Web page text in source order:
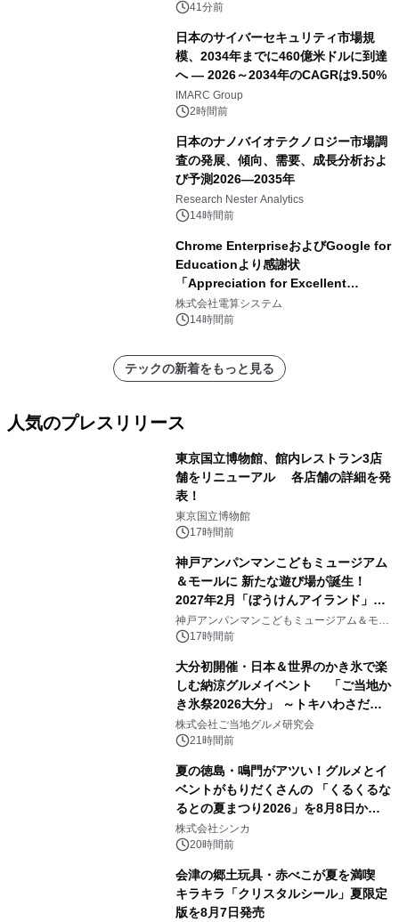
41分前
日本のサイバーセキュリティ市場規
模、2034年までに460億米ドルに到達
へ ― 2026～2034年のCAGRは9.50%
IMARC Group
2時間前
日本のナノバイオテクノロジー市場調
査の発展、傾向、需要、成長分析およ
び予測2026―2035年
Research Nester Analytics
14時間前
Chrome EnterpriseおよびGoogle for
Educationより感謝状
「Appreciation for Excellent
Partnership 2026」を 「Chrome
Enterprise Reseller パートナー
Enterprise Reseller パートナー
Chrome Enterprise Premium部門」
ートナー部門」 「Google for
Education PD パートナー部門」の分
野で 受贈いたしました
株式会社電算システム
14時間前
テックの新着をもっと見る
人気のプレスリリース
東京国立博物館、館内レストラン3店
舗をリニューアル 各店舗の詳細を発
表！
東京国立博物館
17時間前
神戸アンパンマンこどもミュージアム
＆モールに 新たな遊び場が誕生！
2027年2月「ぼうけんアイランド」が
オープン
神戸アンパンマンこどもミュージアム＆モー
ル 17時間前
大分初開催・日本＆世界のかき氷で楽
しむ納涼グルメイベント 「ご当地か
き氷祭2026大分」 ～トキハわさだタ
ウンで8月21日～31日まで11日間限定
開催～
株式会社ご当地グルメ研究会
21時間前
夏の徳島・鳴門がアツい！グルメとイ
ベントがもりだくさんの 「くるくるな
るとの夏まつり2026」を8月8日から9
日間開催 ～夏限定メニューや大抽選
会、大学芋スティックの振る舞いも～
株式会社シンカ
20時間前
会津の郷土玩具・赤べこが夏を満喫
キラキラ「クリスタルシール」夏限定
版を8月7日発売